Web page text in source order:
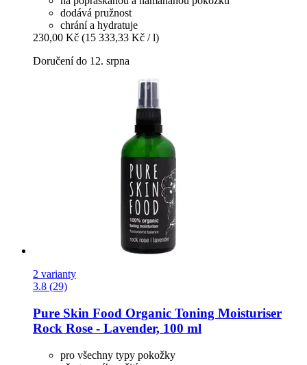
dodává pružnost
chrání a hydratuje
230,00 Kč (15 333,33 Kč / l)
Doručení do 12. srpna
2 varianty
3.8 (29)
Pure Skin Food Organic Toning Moisturiser
Rock Rose -​ Lavender, 100 ml
pro všechny typy pokožky